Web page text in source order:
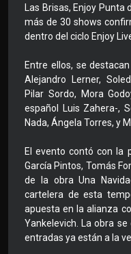
Las Brisas, Enjoy Punta
más de 30 shows
dentro del ciclo Enjoy
Entre ellos, se
Alejandro Lerner,
Pilar Sordo, Mora
español Luis Zahera-,
Nada, Ángela Torres, y
El evento contó con la
García Pintos, Tomás
de la obra Una
cartelera de esta
apuesta en la alianza
Yankelevich. La obra
entradas ya están a la